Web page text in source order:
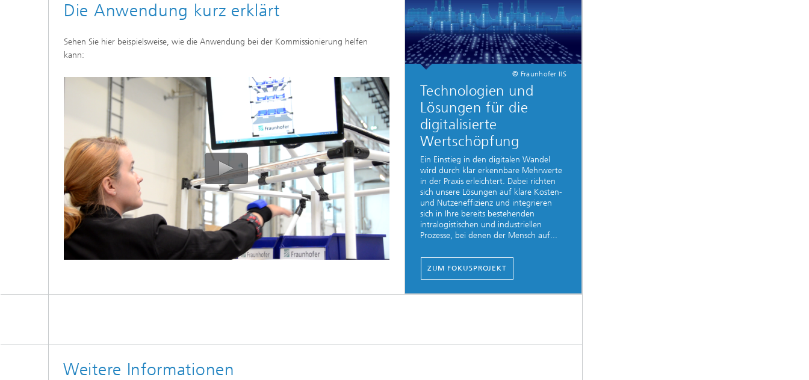
Die Anwendung kurz erklärt
Sehen Sie hier beispielsweise, wie die Anwendung bei der Kommissionierung helfen
kann:
© Fraunhofer IIS
Technologien und
Lösungen für die
digitalisierte
Wertschöpfung
Ein Einstieg in den digitalen Wandel
wird durch klar erkennbare Mehrwerte
in der Praxis erleichtert. Dabei richten
sich unsere Lösungen auf klare Kosten-
und Nutzeneffizienz und integrieren
sich in Ihre bereits bestehenden
intralogistischen und industriellen
Prozesse, bei denen der Mensch auf...
ZUM FOKUSPROJEKT
Weitere Informationen